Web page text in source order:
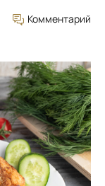
Комментарий